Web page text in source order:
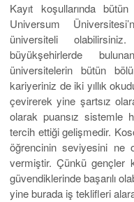
Kayıt koşullarında
Universum
üniversiteli
büyükşehirlerde
üniversitelerin bütün
kariyeriniz de iki yıllık
çevirerek yine şartsız
olarak puansız sistemle
tercih ettiği gelişmedir.
öğrencinin seviyesini ne
vermiştir. Çünkü gençler
güvendiklerinde başarılı
yine burada iş teklifleri